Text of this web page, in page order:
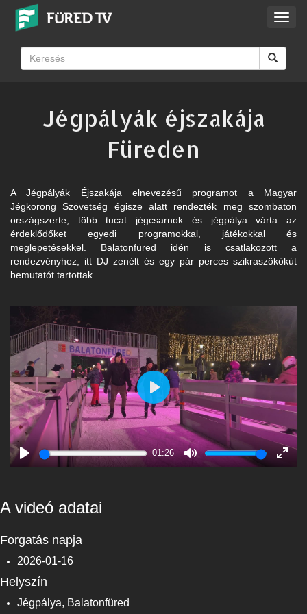
Jégpályák éjszakája
Füreden
A Jégpályák Éjszakája elnevezésű programot a Magyar
Jégkorong Szövetség égisze alatt rendezték meg szombaton
országszerte, több tucat jégcsarnok és jégpálya várta az
érdeklődőket egyedi programokkal, játékokkal és
meglepetésekkel. Balatonfüred idén is csatlakozott a
rendezvényhez, itt DJ zenélt és egy pár perces szikraszökőkút
bemutatót tartottak.
Play
01:26
Mute
Enter
Play
A videó adatai
Forgatás napja
2026-01-16
Helyszín
Jégpálya, Balatonfüred